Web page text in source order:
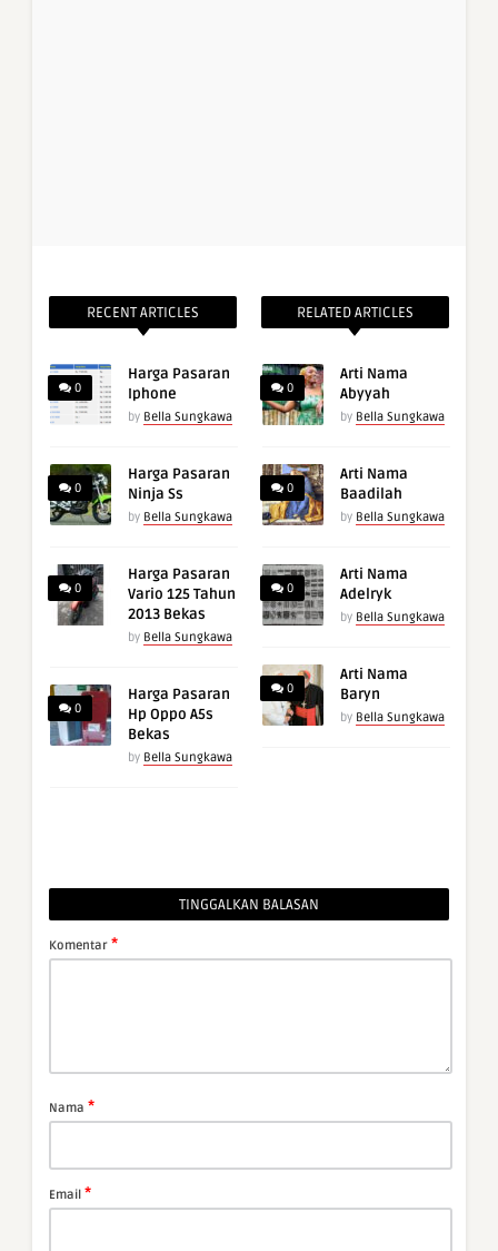
RECENT ARTICLES
0
Harga Pasaran
Iphone
by Bella Sungkawa
0
Harga Pasaran
Ninja Ss
by Bella Sungkawa
0
Harga Pasaran
Vario 125 Tahun
2013 Bekas
by Bella Sungkawa
0
Harga Pasaran
Hp Oppo A5s
Bekas
by Bella Sungkawa
RELATED ARTICLES
0
Arti Nama
Abyyah
by Bella Sungkawa
0
Arti Nama
Baadilah
by Bella Sungkawa
0
Arti Nama
Adelryk
by Bella Sungkawa
0
Arti Nama
Baryn
by Bella Sungkawa
TINGGALKAN BALASAN
Komentar *
Nama *
Email *